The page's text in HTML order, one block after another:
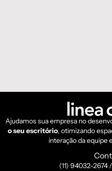
Ajudamos sua empresa no
o seu escritório, otimizando
interação da equipe
(11) 94032-2674